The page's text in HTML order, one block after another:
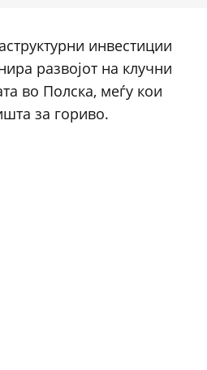
инвестиции
развојот на клучни
во Полска, меѓу кои
за гориво.